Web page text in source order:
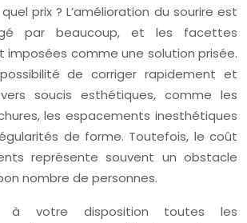
prix ? L’amélioration du sourire est
par beaucoup, et les facettes
imposées comme une solution prisée.
de corriger rapidement et
soucis esthétiques, comme les
les espacements inesthétiques
de forme. Toutefois, le coût
représente souvent un obstacle
nombre de personnes.
à votre disposition toutes les